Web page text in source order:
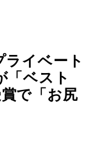
ライベート
ベスト
で「お尻